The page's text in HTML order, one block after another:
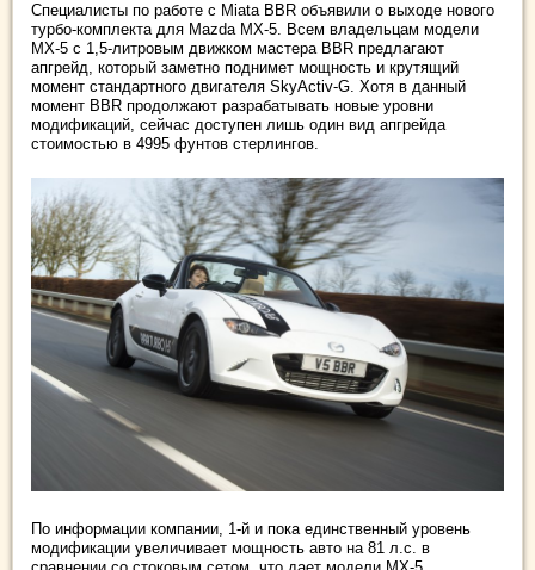
Специалисты по работе с Miata BBR объявили о выходе нового
турбо-комплекта для Mazda MX-5. Всем владельцам модели
MX-5 с 1,5-литровым движком мастера BBR предлагают
апгрейд, который заметно поднимет мощность и крутящий
момент стандартного двигателя SkyActiv-G. Хотя в данный
момент BBR продолжают разрабатывать новые уровни
модификаций, сейчас доступен лишь один вид апгрейда
стоимостью в 4995 фунтов стерлингов.
По информации компании, 1-й и пока единственный уровень
модификации увеличивает мощность авто на 81 л.с. в